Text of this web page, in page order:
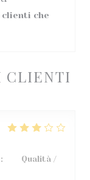
CLIENTI
:
Qualità /
clienti che